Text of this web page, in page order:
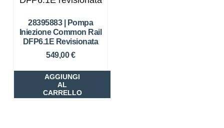
28395883 | Pompa
Iniezione Common Rail
DFP6.1E Revisionata
549,00€
AGGIUNGI
AL
CARRELLO